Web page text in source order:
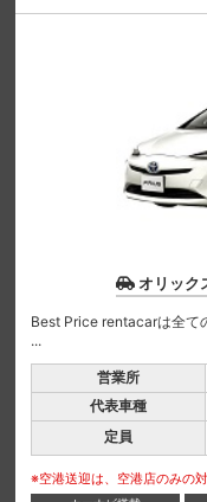
オリック
Best Price rentacarは全て
...
営業所
代表車種
定員
※空港送迎は、空港店のみの対